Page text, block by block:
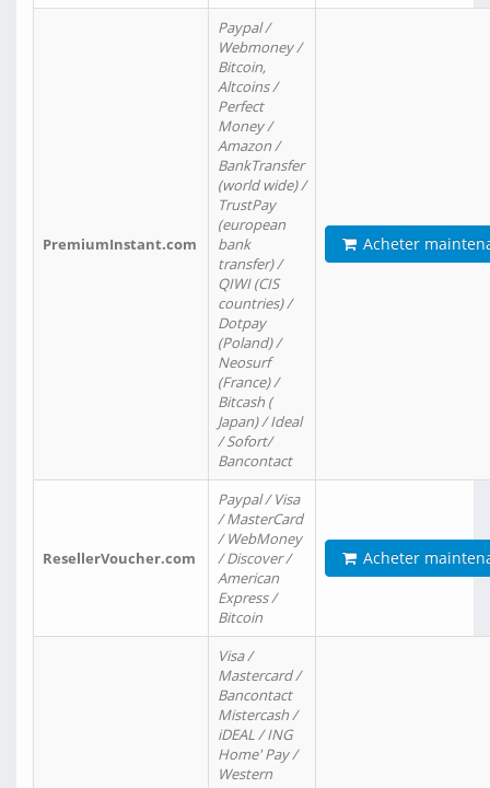
PremiumInstant.com
Paypal /
Webmoney /
Bitcoin,
Altcoins /
Perfect
Money /
Amazon /
BankTransfer
(world wide) /
TrustPay
(european
bank
transfer) /
QIWI (CIS
countries) /
Dotpay
(Poland) /
Neosurf
(France) /
Bitcash (
Japan) / Ideal
/ Sofort/
Bancontact
Acheter
ResellerVoucher.com
Paypal / Visa
/ MasterCard
/ WebMoney
/ Discover /
American
Express /
Bitcoin
Acheter
Visa /
Mastercard /
Bancontact
Mistercash /
iDEAL / ING
Home' Pay /
Western